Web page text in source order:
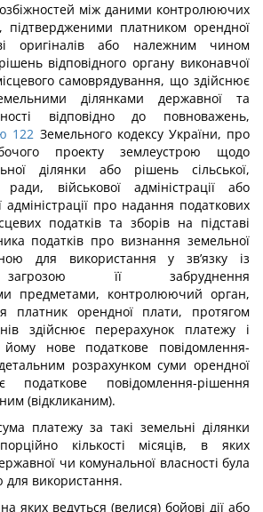
між даними контролюючих
підтвердженими платником орендної
оригіналів або належним чином
відповідного органу виконавчої
самоврядування, що здійснює
ділянками державної та
відповідно до повноважень,
122 Земельного кодексу України, про
проекту землеустрою щодо
ділянки або рішень сільської,
військової адміністрації або
адміністрації про надання податкових
податків та зборів на підставі
податків про визнання земельної
для використання у зв’язку із
загрозою її забруднення
предметами, контролюючий орган,
платник орендної плати, протягом
здійснює перерахунок платежу і
йому нове податкове повідомлення-
розрахунком суми орендної
податкове повідомлення-рішення
(відкликаним).
платежу за такі земельні ділянки
кількості місяців, в яких
чи комунальної власності була
використання.
яких ведуться (велися) бойові дії або